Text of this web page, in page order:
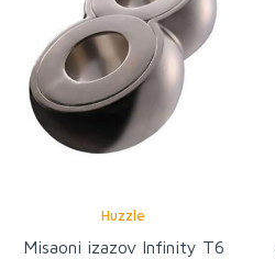
Huzzle
Misaoni izazov Infinity T6